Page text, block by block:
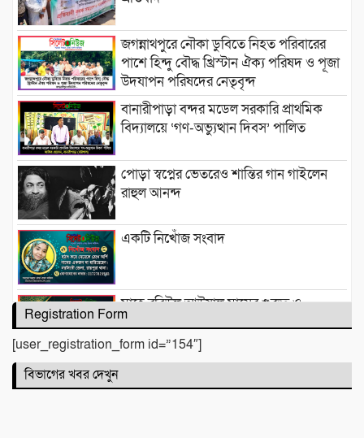
জগন্নাথপুরে নৌকা ডুবিতে নিহত পরিবারের
পাশে হিন্দু বৌদ্ধ খ্রিস্টান ঐক্য পরিষদ ও পূজা
উদযাপন পরিষদের নেতৃবৃন্দ
​বানারীপাড়া বন্দর মডেল সরকারি প্রাথমিক
বিদ্যালয়ে ‘গণ-অভ্যুত্থান দিবস’ পালিত
পোড়া স্বপ্নের ভেতরেও শান্তির গান গাইলেন
রাহুল আনন্দ
একটি নিখোঁজ সংবাদ
মাহে রবিউল আউয়াল মাসের গুরুত্ব ও
ফজিলত। হাফিজ মাছুম আহমদ দুধরচকী
শান্তি উদ্যান (আহমেদ নগর) এলাকার নিরাপত্তা
ও উন্নয়নমূলক জরুরি সভার আহব্বান
Registration Form
[user_registration_form id=”154″]
বিভাগের খবর দেখুন